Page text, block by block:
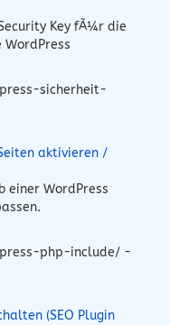
Key fÃ¼r die
sicherheit-
aktivieren /
einer WordPress
php-include/ -
(SEO Plugin